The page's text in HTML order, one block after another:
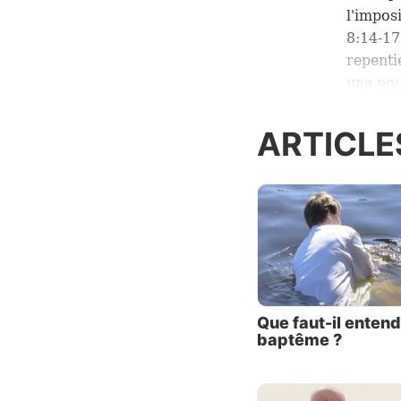
8:14-17
une
de sa
Pierre
vous
; et
pas
Que faut-il
baptême ?